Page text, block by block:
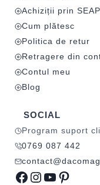
Achiziții prin SEAP
Cum plătesc
Politica de retur
Retragere din
Contul meu
Blog
SOCIAL
Program suport
0769 087 442
Facebook
Instagram
YouTube